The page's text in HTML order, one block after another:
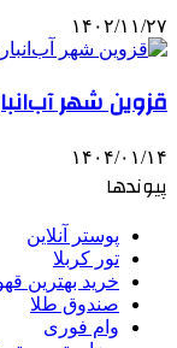
۱۴۰۲/۱۱/۲۷
قزوین شهر
۱۴۰۴/۰۱/۱۴
پیوندها
پوستر آنلاین
تور کربلا
خرید بهترین
صندوق طلا
وام فوری